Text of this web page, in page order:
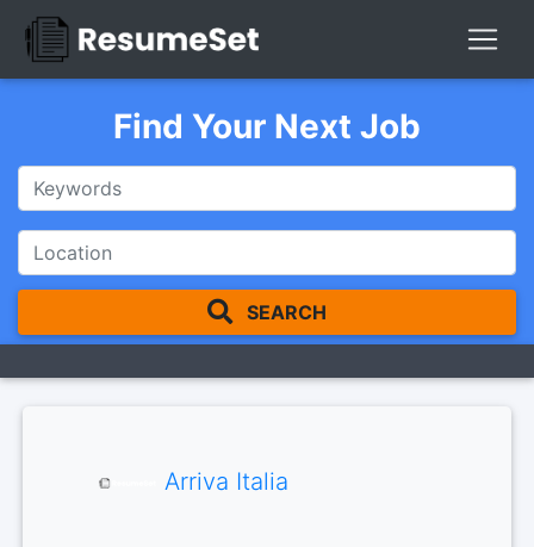
Find Your Next Job
SEARCH
Arriva Italia